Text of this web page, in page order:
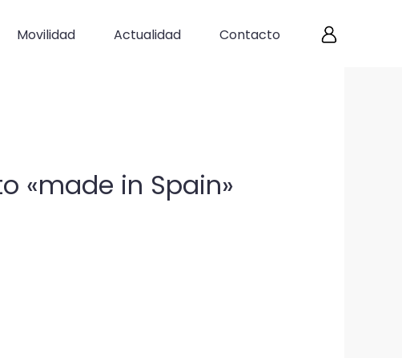
Movilidad Actualidad Contacto
«made in Spain»